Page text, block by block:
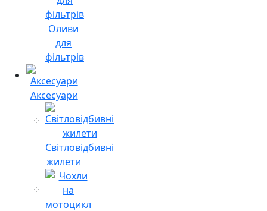
Оливи
для
фільтрів
Аксесуари
Світловідбивні
жилети